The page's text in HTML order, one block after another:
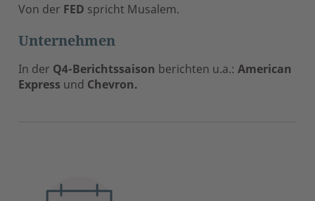
Von der FED spricht Musalem.
Unternehmen
In der Q4-Berichtssaison berichten u.a.: American
Express und Chevron.